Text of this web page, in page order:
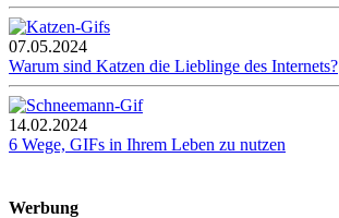
07.05.2024
Warum sind Katzen die Lieblinge des Internets?
14.02.2024
6 Wege, GIFs in Ihrem Leben zu nutzen
Werbung